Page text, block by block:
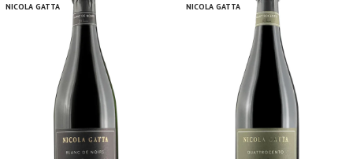
NICOLA GATTA NICOLA GATTA